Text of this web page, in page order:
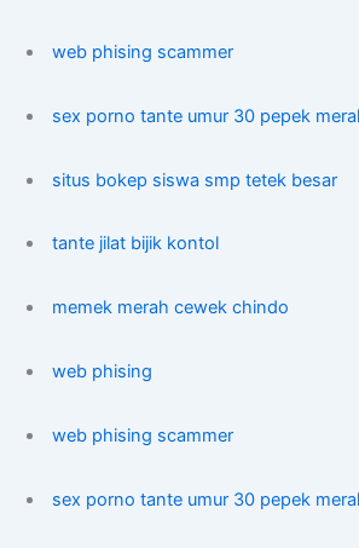
web phising scammer
sex porno tante umur 30 pepek
situs bokep siswa smp tetek besar
tante jilat bijik kontol
memek merah cewek chindo
web phising
web phising scammer
sex porno tante umur 30 pepek